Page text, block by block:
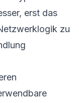
erst das
zu